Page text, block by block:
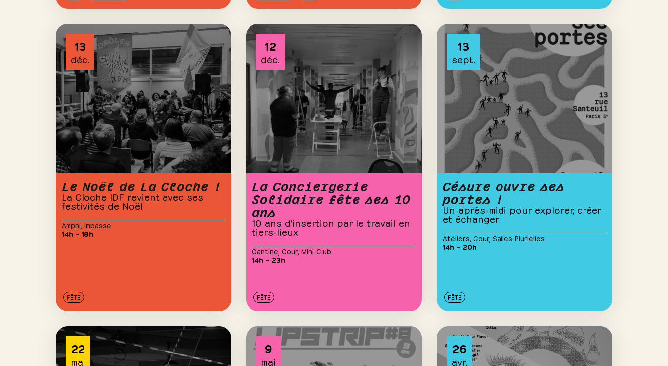
13
déc.
Le Noël de La Cloche !
La Cloche IDF revient avec ses
festivités de Noël
Amphi Impasse
14h – 18h
FÊTE
12
déc.
La Conciergerie
Solidaire fête ses 10
ans
10 ans d’insertion par le travail en
tiers-lieux
Cantine ,Cour,Mini Club
14h – 23h
FÊTE
13
sept.
Césure ouvre ses
portes !
Un après-midi pour explorer, créer
et échanger
Ateliers Cour, Salles Plurielles
14h – 20h
FÊTE
22
mai
9
mai
26
avr.